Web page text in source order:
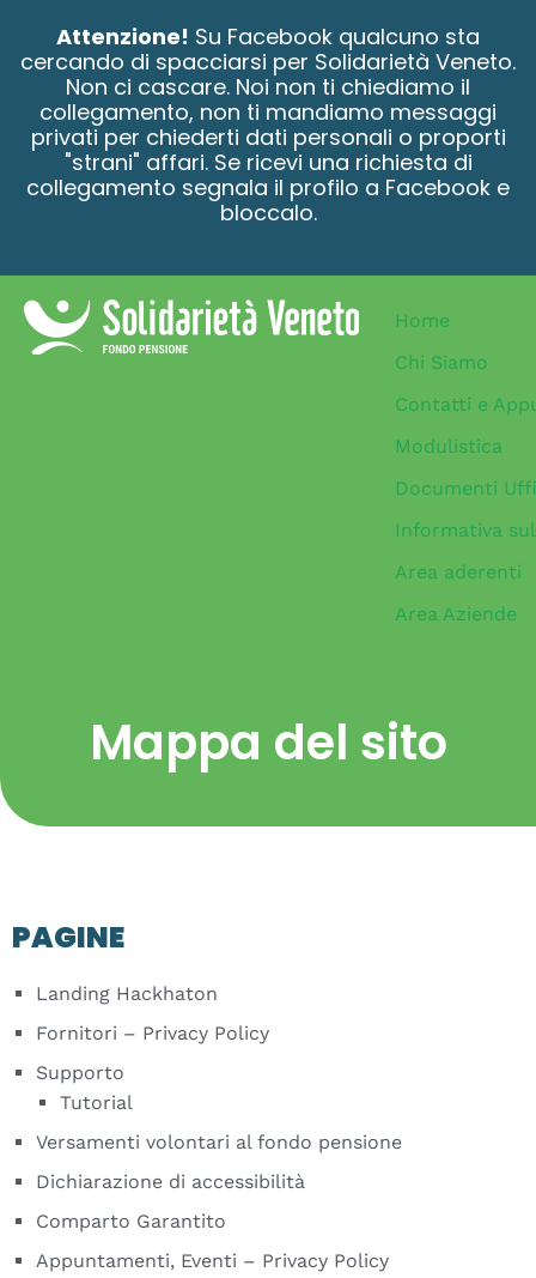
Attenzione! Su Facebook qualcuno sta
cercando di spacciarsi per Solidarietà Veneto.
Non ci cascare. Noi non ti chiediamo il
collegamento, non ti mandiamo messaggi
privati per chiederti dati personali o proporti
"strani" affari. Se ricevi una richiesta di
collegamento segnala il profilo a Facebook e
bloccalo.
Home
Chi Siamo
Contatti e
Modulistica
Documenti
Informativa
Area aderenti
Area Aziende
Mappa del sito
PAGINE
Landing Hackhaton
Fornitori – Privacy Policy
Supporto
Tutorial
Versamenti volontari al fondo pensione
Dichiarazione di accessibilità
Comparto Garantito
Appuntamenti, Eventi – Privacy Policy